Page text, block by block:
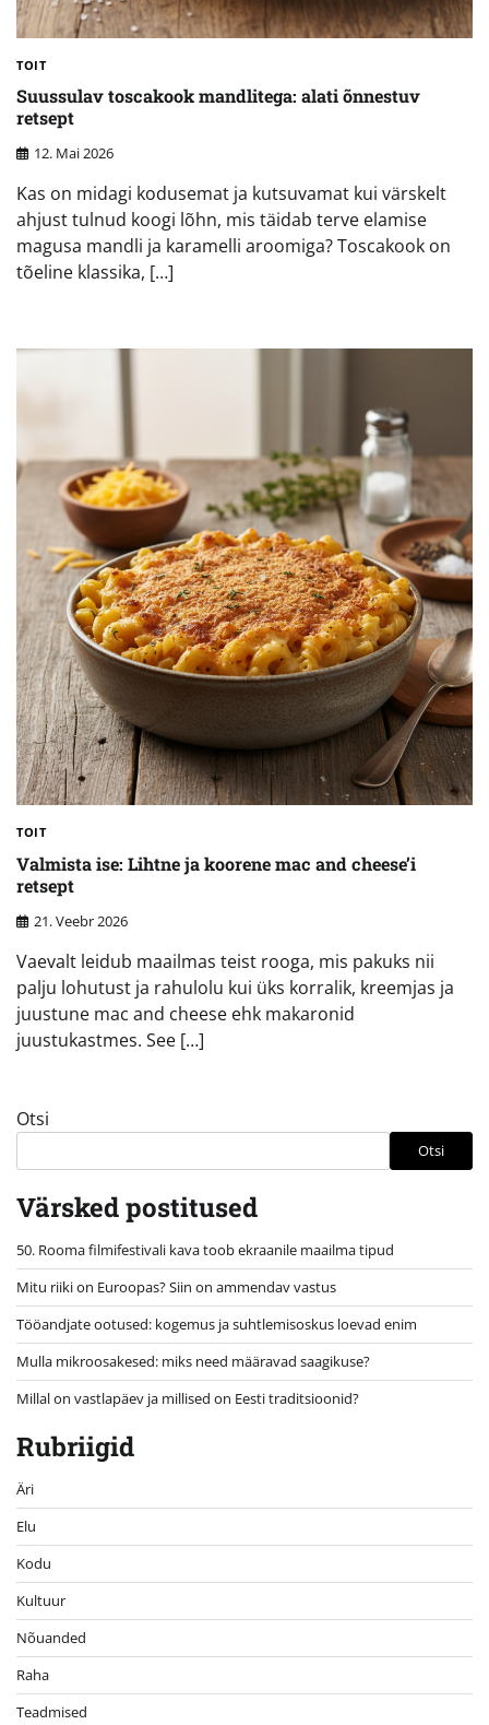
TOIT
Suussulav toscakook mandlitega: alati õnnestuv
retsept
12. Mai 2026
Kas on midagi kodusemat ja kutsuvamat kui värskelt
ahjust tulnud koogi lõhn, mis täidab terve elamise
magusa mandli ja karamelli aroomiga? Toscakook on
tõeline klassika, […]
TOIT
Valmista ise: Lihtne ja koorene mac and cheese’i
retsept
21. Veebr 2026
Vaevalt leidub maailmas teist rooga, mis pakuks nii
palju lohutust ja rahulolu kui üks korralik, kreemjas ja
juustune mac and cheese ehk makaronid
juustukastmes. See […]
Otsi
Otsi
Värsked postitused
50. Rooma filmifestivali kava toob ekraanile maailma tipud
Mitu riiki on Euroopas? Siin on ammendav vastus
Tööandjate ootused: kogemus ja suhtlemisoskus loevad enim
Mulla mikroosakesed: miks need määravad saagikuse?
Millal on vastlapäev ja millised on Eesti traditsioonid?
Rubriigid
Äri
Elu
Kodu
Kultuur
Nõuanded
Raha
Teadmised